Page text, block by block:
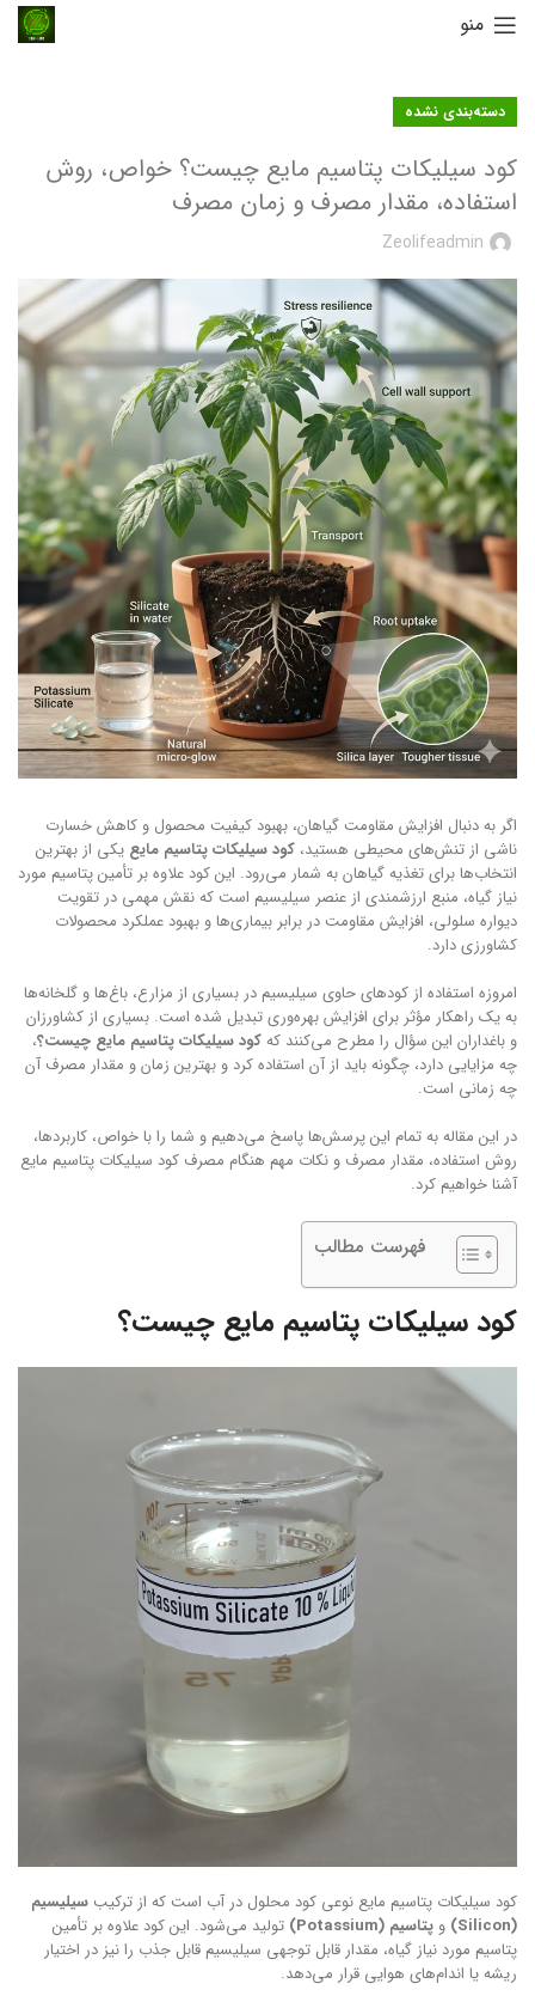
منو
دسته‌بندی نشده
کود سیلیکات پتاسیم مایع چیست؟ خواص، روش
استفاده، مقدار مصرف و زمان مصرف
Zeolifeadmin
اگر به دنبال افزایش مقاومت گیاهان، بهبود کیفیت محصول و کاهش خسارت
ناشی از تنش‌های محیطی هستید، کود سیلیکات پتاسیم مایع یکی از بهترین
انتخاب‌ها برای تغذیه گیاهان به شمار می‌رود. این کود علاوه بر تأمین پتاسیم مورد
نیاز گیاه، منبع ارزشمندی از عنصر سیلیسیم است که نقش مهمی در تقویت
دیواره سلولی، افزایش مقاومت در برابر بیماری‌ها و بهبود عملکرد محصولات
کشاورزی دارد.
امروزه استفاده از کودهای حاوی سیلیسیم در بسیاری از مزارع، باغ‌ها و گلخانه‌ها
به یک راهکار مؤثر برای افزایش بهره‌وری تبدیل شده است. بسیاری از کشاورزان
و باغداران این سؤال را مطرح می‌کنند کهکود سیلیکات پتاسیم مایع چیست؟،
چه مزایایی دارد، چگونه باید از آن استفاده کرد و بهترین زمان و مقدار مصرف آن
چه زمانی است.
در این مقاله به تمام این پرسش‌ها پاسخ می‌دهیم و شما را با خواص، کاربردها،
روش استفاده، مقدار مصرف و نکات مهم هنگام مصرف کود سیلیکات پتاسیم مایع
آشنا خواهیم کرد.
فهرست مطالب
کود سیلیکات پتاسیم مایع چیست؟
کود سیلیکات پتاسیم مایع نوعی کود محلول در آب است که از ترکیب سیلیسیم
(Silicon)
و پتاسیم (Potassium)
تولید می‌شود. این کود علاوه بر تأمین
پتاسیم مورد نیاز گیاه، مقدار قابل توجهی سیلیسیم قابل جذب را نیز در اختیار
ریشه یا اندام‌های هوایی قرار می‌دهد.